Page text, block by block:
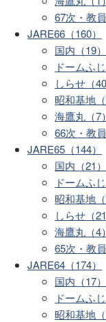
67次・教
JARE66（160）
国内（19）
ドームふじ
しらせ（40
昭和基地（
海鷹丸（7）
66次・教
JARE65（144）
国内（21）
ドームふじ
昭和基地（
しらせ（21
海鷹丸（4）
65次・教
JARE64（174）
国内（17）
ドームふ
昭和基地（